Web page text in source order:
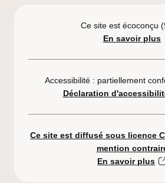
Ce site est écoconçu
En savoir plus
Accessibilité : partiellement
Déclaration
Ce site est diffusé sous licence
mention
En savoir plus